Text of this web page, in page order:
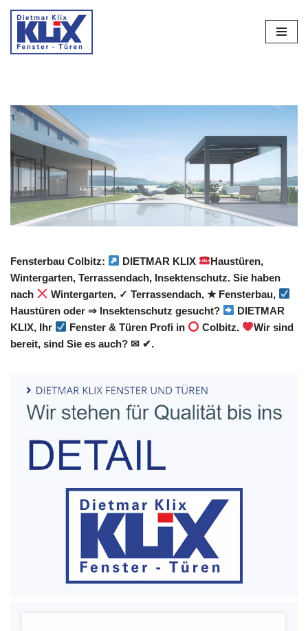
Zum
Inhalt
Fensterbau Colbitz: DIETMAR KLIX
Haustüren,
Wintergarten, Terrassendach, Insektenschutz. Sie haben
nach
Wintergarten, ✓ Terrassendach, ★ Fensterbau,
Haustüren oder ⇒ Insektenschutz gesucht?
DIETMAR
KLIX, Ihr
Fenster & Türen Profi in Colbitz.
Wir sind
bereit, sind Sie es auch? ✉ ✔.